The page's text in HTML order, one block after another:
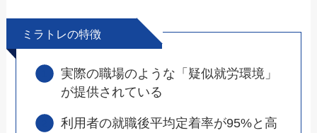
ミラトレの特徴
実際の職場のような「疑似就労環境」
が提供されている
利用者の就職後平均定着率が95%と高